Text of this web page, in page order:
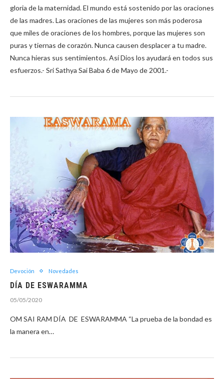
gloria de la maternidad. El mundo está sostenido por las oraciones
de las madres. Las oraciones de las mujeres son más poderosa
que miles de oraciones de los hombres, porque las mujeres son
puras y tiernas de corazón. Nunca causen desplacer a tu madre.
Nunca hieras sus sentimientos. Así Dios los ayudará en todos sus
esfuerzos.- Sri Sathya Sai Baba 6 de Mayo de 2001.-
Devoción Novedades
DÍA DE ESWARAMMA
05/05/2020
OM SAI RAM DÍA DE ESWARAMMA “La prueba de la bondad es
la manera en…